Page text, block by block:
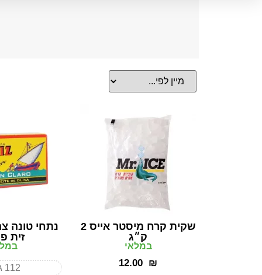
שקית קרח מיסטר אייס 2
ק״ג
במלאי
‎12.00 ₪
נתחי טונה
זית
112 גרם